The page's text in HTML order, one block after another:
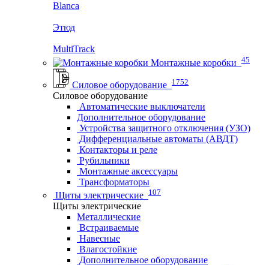
Blanca
Этюд
MultiTrack
Монтажные коробки 45
Силовое оборудование 1752
Силовое оборудование
Автоматические выключатели
Дополнительное оборудование
Устройства защитного отключения (УЗО)
Дифференциальные автоматы (АВДТ)
Контакторы и реле
Рубильники
Монтажные аксессуары
Трансформаторы
Щиты электрические 107
Щиты электрические
Металлические
Встраиваемые
Навесные
Влагостойкие
Дополнительное оборудование